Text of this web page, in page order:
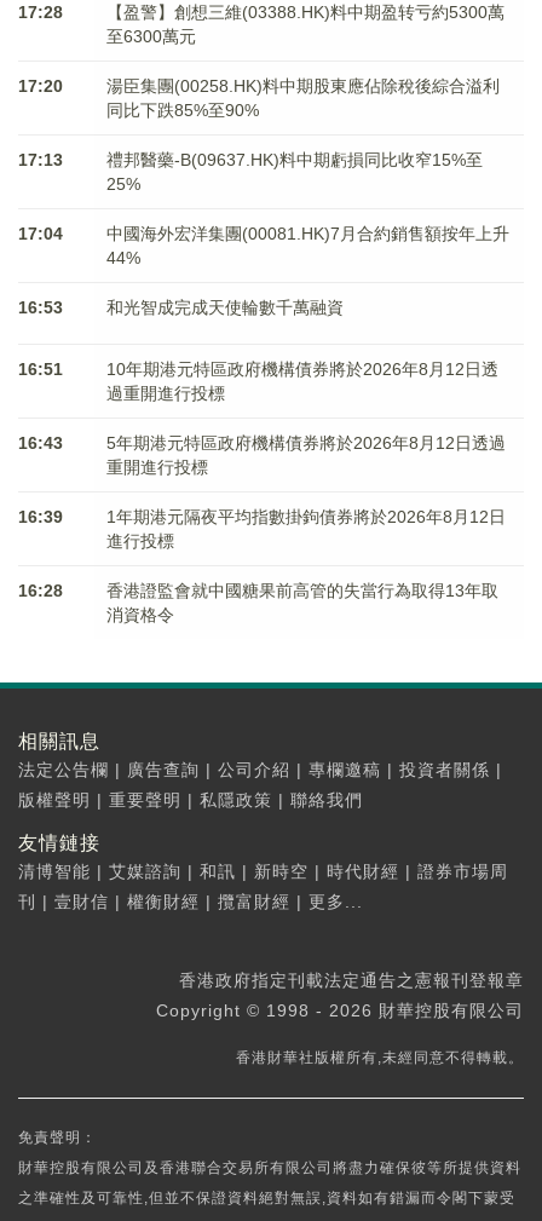
17:28
【盈警】創想三維(03388.HK)料中期盈转亏約5300萬
至6300萬元
17:20
湯臣集團(00258.HK)料中期股東應佔除稅後綜合溢利
同比下跌85%至90%
17:13
禮邦醫藥-B(09637.HK)料中期虧損同比收窄15%至
25%
17:04
中國海外宏洋集團(00081.HK)7月合約銷售額按年上升
44%
16:53 和光智成完成天使輪數千萬融資
16:51
10年期港元特區政府機構債券將於2026年8月12日透
過重開進行投標
16:43
5年期港元特區政府機構債券將於2026年8月12日透過
重開進行投標
16:39
1年期港元隔夜平均指數掛鉤債券將於2026年8月12日
進行投標
16:28
香港證監會就中國糖果前高管的失當行為取得13年取
消資格令
相關訊息
法定公告欄 | 廣告查詢 | 公司介紹 | 專欄邀稿 | 投資者關係 |
版權聲明 | 重要聲明 | 私隱政策 | 聯絡我們
友情鏈接
清博智能 | 艾媒諮詢 | 和訊 | 新時空 | 時代財經 | 證券市場周
刊
| 壹財信 | 權衡財經 | 攬富財經 | 更多...
香港政府指定刊載法定通告之憲報刊登報章
Copyright © 1998 - 2026 財華控股有限公司
香港財華社版權所有,未經同意不得轉載。
免責聲明：
財華控股有限公司及香港聯合交易所有限公司將盡力確保彼等所提供資料
之準確性及可靠性,但並不保證資料絕對無誤,資料如有錯漏而令閣下蒙受